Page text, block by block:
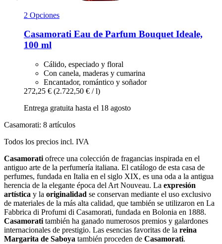
2 Opciones
Casamorati Eau de Parfum Bouquet Ideale,
100 ml
Cálido, especiado y floral
Con canela, maderas y cumarina
Encantador, romántico y soñador
272,25 € (2.722,50 € / l)
Entrega gratuita hasta el 18 agosto
Casamorati: 8 artículos
Todos los precios incl. IVA
Casamorati ofrece una colección de fragancias inspirada en el
antiguo arte de la perfumería italiana. El catálogo de esta casa de
perfumes, fundada en Italia en el siglo XIX, es una oda a la antigua
herencia de la elegante época del Art Nouveau. La expresión
artística y la originalidad se conservan mediante el uso exclusivo
de materiales de la más alta calidad, que también se utilizaron en La
Fabbrica di Profumi di Casamorati, fundada en Bolonia en 1888.
Casamorati también ha ganado numerosos premios y galardones
internacionales de prestigio. Las esencias favoritas de la reina
Margarita de Saboya también proceden de Casamorati.